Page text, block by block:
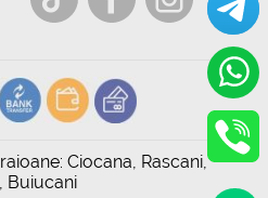
Ciocana, Rascani,
Buiucani